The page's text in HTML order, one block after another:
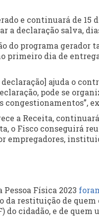
e continuará de 15
a declaração salva,
do programa gerador
primeiro dia de
ajuda o
pode se
a Receita,
o Fisco conseguirá
Física 2023
restituição de
do cidadão, e de